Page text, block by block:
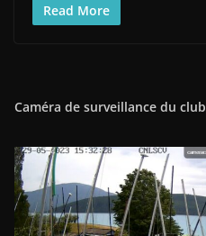
Read More
Caméra de surveillance du club